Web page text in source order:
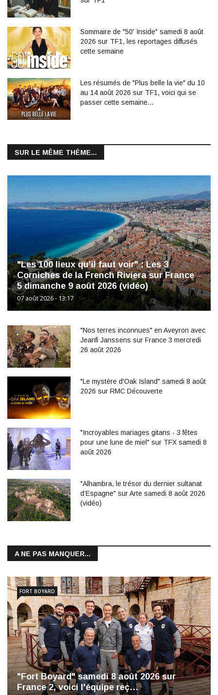
Sommaire de "50' Inside" samedi 8 août
2026 sur TF1, les reportages diffusés
cette semaine
Les résumés de "Plus belle la vie" du 10
au 14 août 2026 sur TF1, voici qui se
passer cette semaine...
SUR LE MÊME THÈME...
"Les 100 lieux qu'il faut voir" : Les 3
Corniches de la French Riviera sur France
5 dimanche 9 août 2026 (vidéo)
07 août 2026 - 13:17
"Nos terres inconnues" en Aveyron avec
Jeanfi Janssens sur France 3 mercredi
26 août 2026
"Le mystère d'Oak Island" samedi 8 août
2026 sur RMC Découverte
"Incroyables mariages gitans - 3 fêtes
pour une lune de miel" sur TFX samedi 8
août 2026
"Alhambra, le trésor du dernier sultanat
d’Espagne" sur Arte samedi 8 août 2026
(vidéo)
A NE PAS MANQUER...
"Fort Boyard" samedi 8 août 2026 sur
France 2, voici l'équipe reç…
FORT BOYARD